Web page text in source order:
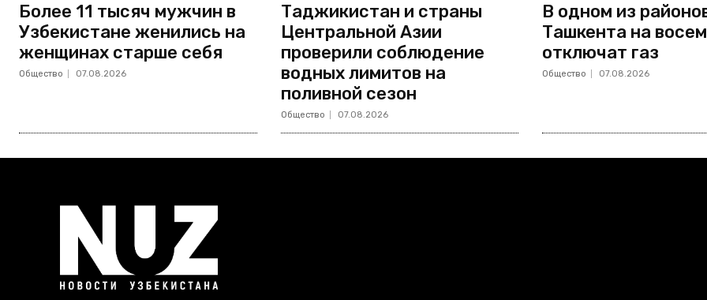
Более 11 тысяч мужчин в
Узбекистане женились на
женщинах старше себя
Общество 07.08.2026
Таджикистан и страны
Центральной Азии
проверили соблюдение
водных лимитов на
поливной сезон
Общество 07.08.2026
В одном из
Ташкента на
отключат газ
Общество 07.08.2026